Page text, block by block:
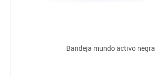
Bandeja mundo activo negra